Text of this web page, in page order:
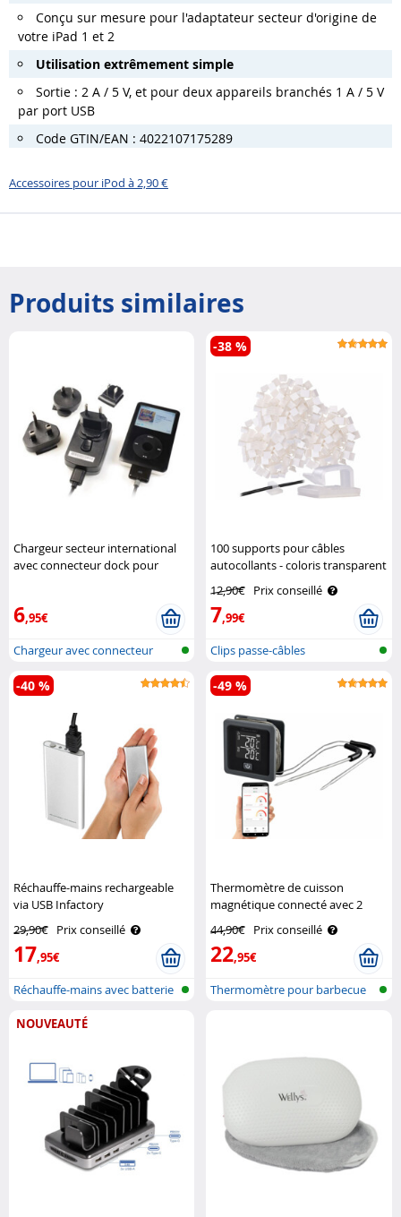
Conçu sur mesure pour l'adaptateur secteur d'origine de
votre iPad 1 et 2
Utilisation extrêmement simple
Sortie : 2 A / 5 V, et pour deux appareils branchés 1 A / 5 V
par port USB
Code GTIN/EAN : 4022107175289
Accessoires pour iPod à 2,90 €
Produits similaires
Chargeur secteur international
avec connecteur dock pour
6,95€
Chargeur avec connecteur
Dock
100 supports pour câbles
autocollants - coloris transparent
12,90€ Prix conseillé
7,99€
-38 %
Clips passe-câbles
Réchauffe-mains rechargeable
via USB Infactory
29,90€ Prix conseillé
17,95€
-40 %
Réchauffe-mains avec batterie
Thermomètre de cuisson
magnétique connecté avec 2
44,90€ Prix conseillé
22,95€
-49 %
Thermomètre pour barbecue
NOUVEAUTÉ